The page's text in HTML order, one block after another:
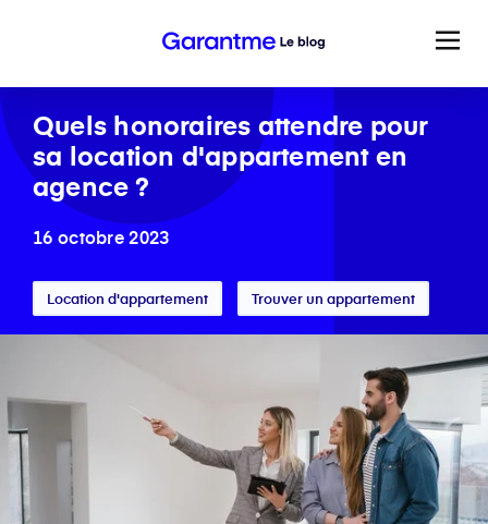
Quels honoraires attendre pour
sa location d'appartement en
agence ?
16 octobre 2023
Location d'appartement Trouver un appartement